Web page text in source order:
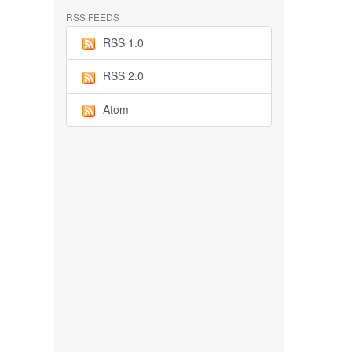
RSS FEEDS
RSS 1.0
RSS 2.0
Atom